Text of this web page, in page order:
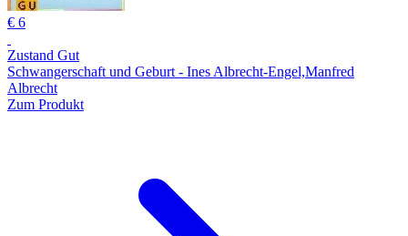
€ 6
Zustand Gut
Schwangerschaft und Geburt - Ines Albrecht-Engel,Manfred
Albrecht
Zum Produkt